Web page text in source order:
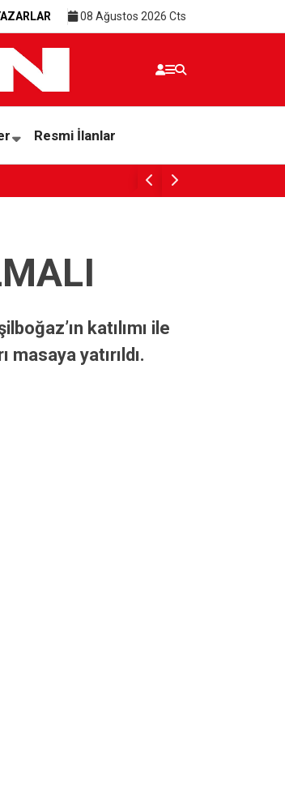
08 Ağustos 2026 Cts
Resmi İlanlar
Ali Bozan: 5 yılda Mersin Limanı’nda kaç
katılımı ile
yatırıldı.